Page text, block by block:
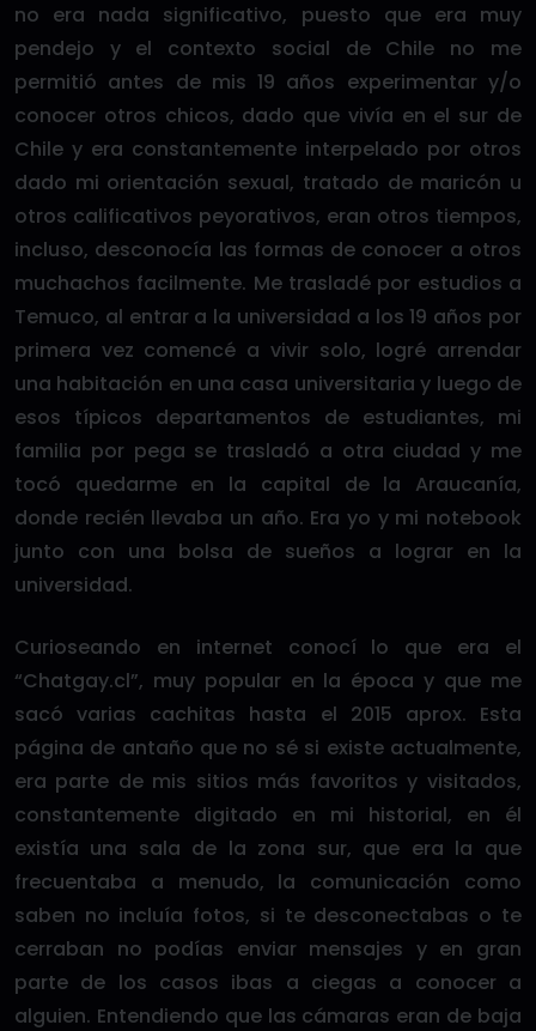
no era nada significativo, puesto que era muy
pendejo y el contexto social de Chile no me
permitió antes de mis 19 años experimentar y/o
conocer otros chicos, dado que vivía en el sur de
Chile y era constantemente interpelado por otros
dado mi orientación sexual, tratado de maricón u
otros calificativos peyorativos, eran otros tiempos,
incluso, desconocía las formas de conocer a otros
muchachos facilmente. Me trasladé por estudios a
Temuco, al entrar a la universidad a los 19 años por
primera vez comencé a vivir solo, logré arrendar
una habitación en una casa universitaria y luego de
esos típicos departamentos de estudiantes, mi
familia por pega se trasladó a otra ciudad y me
tocó quedarme en la capital de la Araucanía,
donde recién llevaba un año. Era yo y mi notebook
junto con una bolsa de sueños a lograr en la
universidad.
Curioseando en internet conocí lo que era el
“Chatgay.cl”, muy popular en la época y que me
sacó varias cachitas hasta el 2015 aprox. Esta
página de antaño que no sé si existe actualmente,
era parte de mis sitios más favoritos y visitados,
constantemente digitado en mi historial, en él
existía una sala de la zona sur, que era la que
frecuentaba a menudo, la comunicación como
saben no incluía fotos, si te desconectabas o te
cerraban no podías enviar mensajes y en gran
parte de los casos ibas a ciegas a conocer a
alguien. Entendiendo que las cámaras eran de baja